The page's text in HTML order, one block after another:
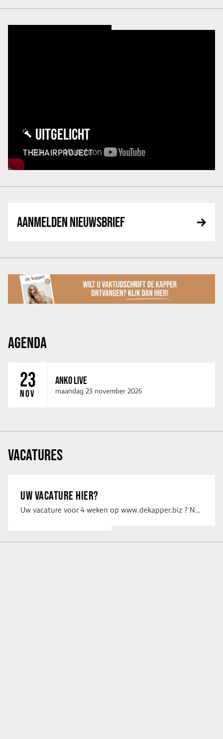
UITGELICHT
THEHAIRPROJECT
AANMELDEN NIEUWSBRIEF
AGENDA
23
NOV
ANKO LIVE
maandag 23 november 2026
VACATURES
UW VACATURE HIER?
Uw vacature voor 4 weken op www.dekapper.biz ? Neem dan contact op met Maaike …